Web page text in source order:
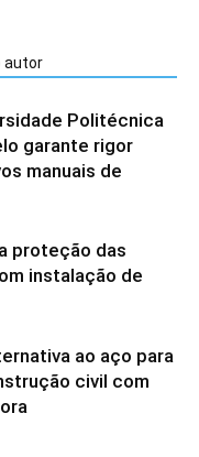
autor
Politécnica
garante rigor
manuais de
proteção das
instalação de
ao aço para
civil com